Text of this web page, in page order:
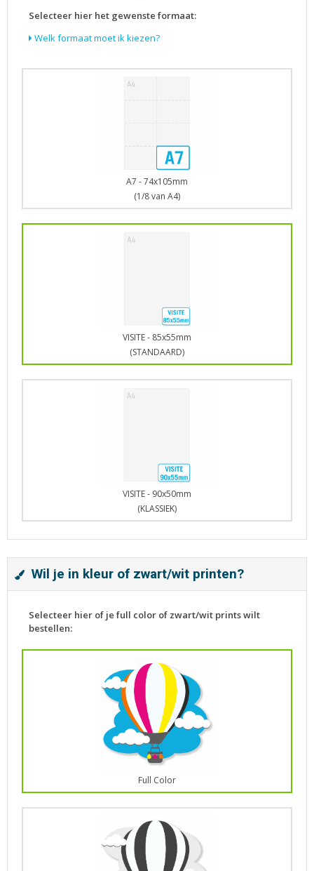
Selecteer hier het gewenste formaat:
Welk formaat moet ik kiezen?
A7 - 74x105mm
(1/8 van A4)
VISITE - 85x55mm
(STANDAARD)
VISITE - 90x50mm
(KLASSIEK)
Wil je in kleur of zwart/wit printen?
Selecteer hier of je full color of zwart/wit prints wilt
bestellen:
Full Color